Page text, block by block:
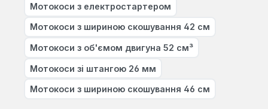
Мотокоси з електростартером
Мотокоси з шириною скошування 42 см
Мотокоси з об'ємом двигуна 52 см³
Мотокоси зі штангою 26 мм
Мотокоси з шириною скошування 46 см